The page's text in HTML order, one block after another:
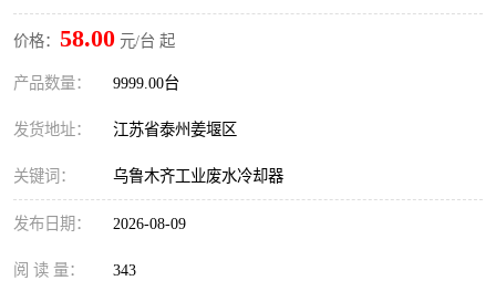
价格： 58.00 元/台 起
产品数量： 9999.00台
发货地址： 江苏省泰州姜堰区
关键词： 乌鲁木齐工业废水冷却器
发布日期： 2026-08-09
阅 读 量： 343